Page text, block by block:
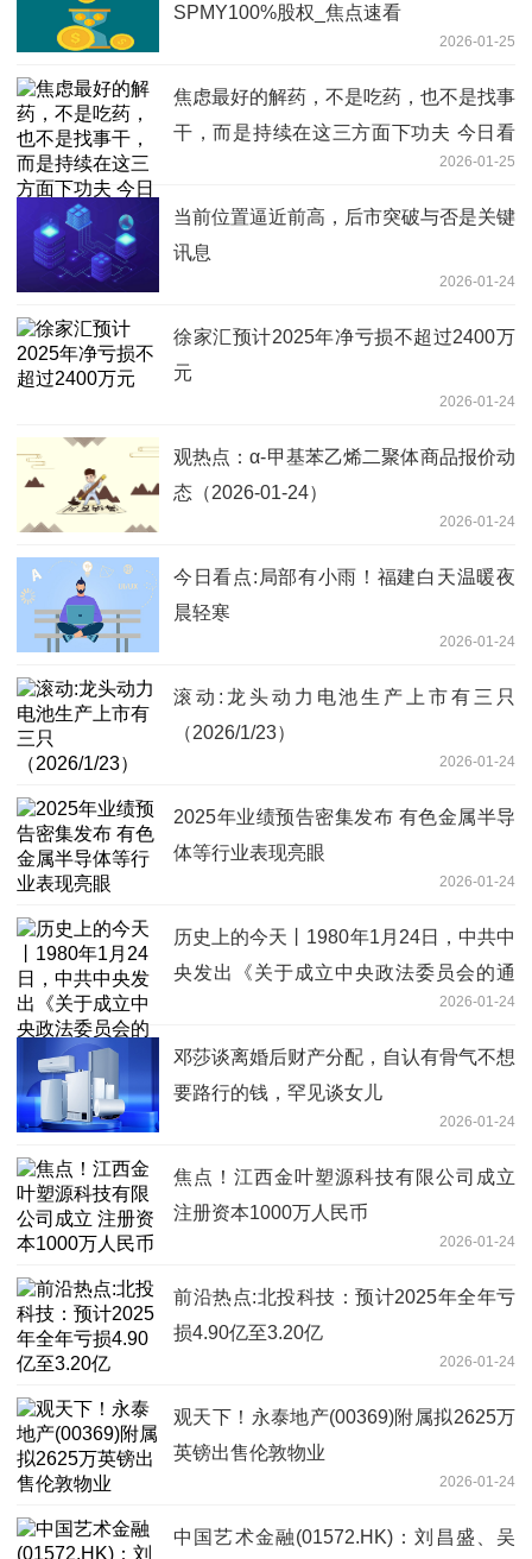
SPMY100%股权_焦点速看
2026-01-25
焦虑最好的解药，不是吃药，也不是找事
干，而是持续在这三方面下功夫 今日看
2026-01-25
当前位置逼近前高，后市突破与否是关键
讯息
2026-01-24
徐家汇预计2025年净亏损不超过2400万
元
2026-01-24
观热点：α-甲基苯乙烯二聚体商品报价动
态（2026-01-24）
2026-01-24
今日看点:局部有小雨！福建白天温暖夜
晨轻寒
2026-01-24
滚动:龙头动力电池生产上市有三只
（2026/1/23）
2026-01-24
2025年业绩预告密集发布 有色金属半导
体等行业表现亮眼
2026-01-24
历史上的今天丨1980年1月24日，中共中
央发出《关于成立中央政法委员会的通
2026-01-24
邓莎谈离婚后财产分配，自认有骨气不想
要路行的钱，罕见谈女儿
2026-01-24
焦点！江西金叶塑源科技有限公司成立
注册资本1000万人民币
2026-01-24
前沿热点:北投科技：预计2025年全年亏
损4.90亿至3.20亿
2026-01-24
观天下！永泰地产(00369)附属拟2625万
英镑出售伦敦物业
2026-01-24
中国艺术金融(01572.HK)：刘昌盛、吴